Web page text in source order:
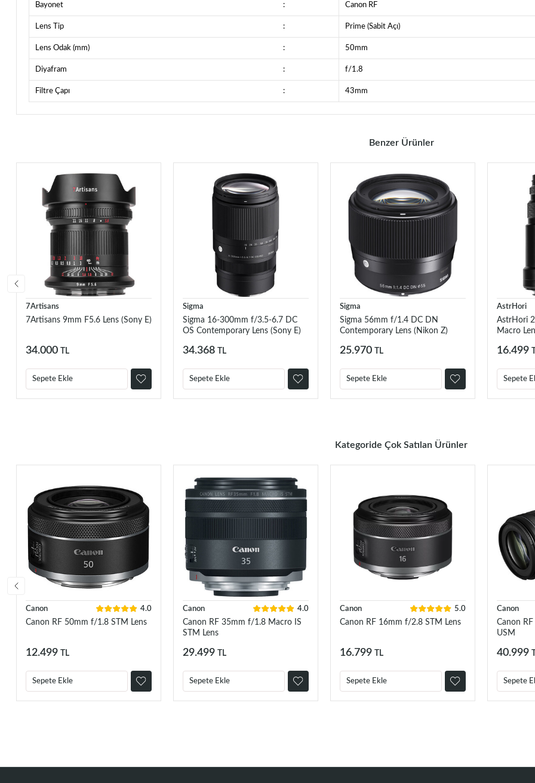
Bayonet : Canon RF
Lens Tip : Prime (Sabit Açı)
Lens Odak (mm) : 50mm
Diyafram : f/1.8
Filtre Çapı : 43mm
Benzer Ürünler
7Artisans
7Artisans 9mm F5.6 Lens (Sony E)
34.000 TL
Sepete Ekle
Sigma
Sigma 16-300mm f/3.5-6.7 DC
OS Contemporary Lens (Sony E)
34.368 TL
Sepete Ekle
Sigma
Sigma 56mm f/1.4 DC DN
Contemporary Lens (Nikon Z)
25.970 TL
Sepete Ekle
AstrHori
AstrHori
Macro
16.499
Sepete
Kategoride Çok Satılan Ürünler
Canon 4.0
Canon RF 50mm f/1.8 STM Lens
12.499 TL
Sepete Ekle
Canon 4.0
Canon RF 35mm f/1.8 Macro IS
STM Lens
29.499 TL
Sepete Ekle
Canon 5.0
Canon RF 16mm f/2.8 STM Lens
16.799 TL
Sepete Ekle
Canon
Canon
USM
40.999
Sepete